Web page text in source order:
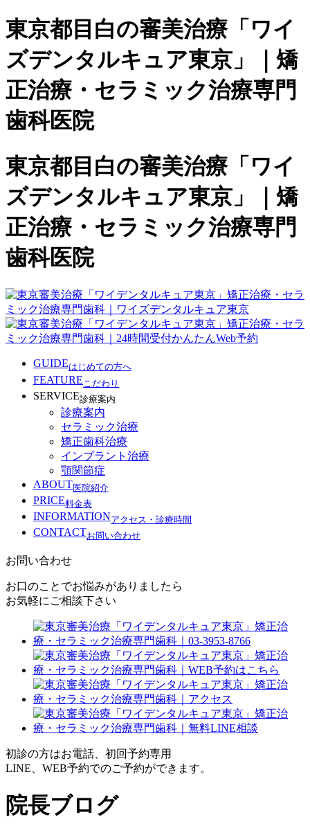
東京都目白の審美治療「ワイ
ズデンタルキュア東京」｜矯
正治療・セラミック治療専門
歯科医院
東京都目白の審美治療「ワイ
ズデンタルキュア東京」｜矯
正治療・セラミック治療専門
歯科医院
GUIDEはじめての方へ
FEATURE こだわり
SERVICE診療案内
診療案内
セラミック治療
矯正歯科治療
インプラント治療
顎関節症
ABOUT医院紹介
PRICE料金表
INFORMATIONアクセス・診療時間
CONTACTお問い合わせ
お問い合わせ
お口のことでお悩みがありましたら
お気軽にご相談下さい
初診の方はお電話、初回予約専用
LINE、WEB予約でのご予約ができます。
院長ブログ